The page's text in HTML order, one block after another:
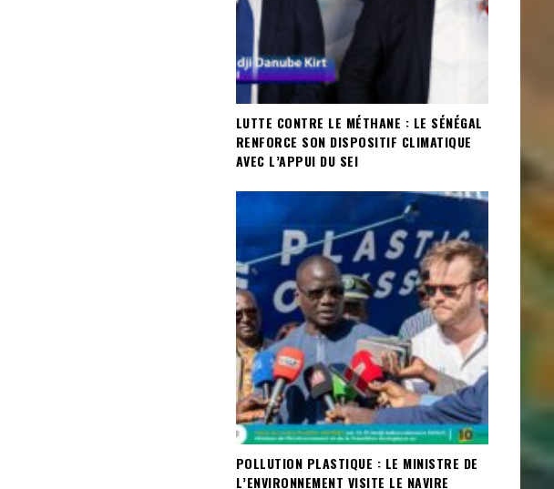
LUTTE CONTRE LE MÉTHANE : LE SÉNÉGAL
RENFORCE SON DISPOSITIF CLIMATIQUE
AVEC L’APPUI DU SEI
POLLUTION PLASTIQUE : LE MINISTRE DE
L’ENVIRONNEMENT VISITE LE NAVIRE